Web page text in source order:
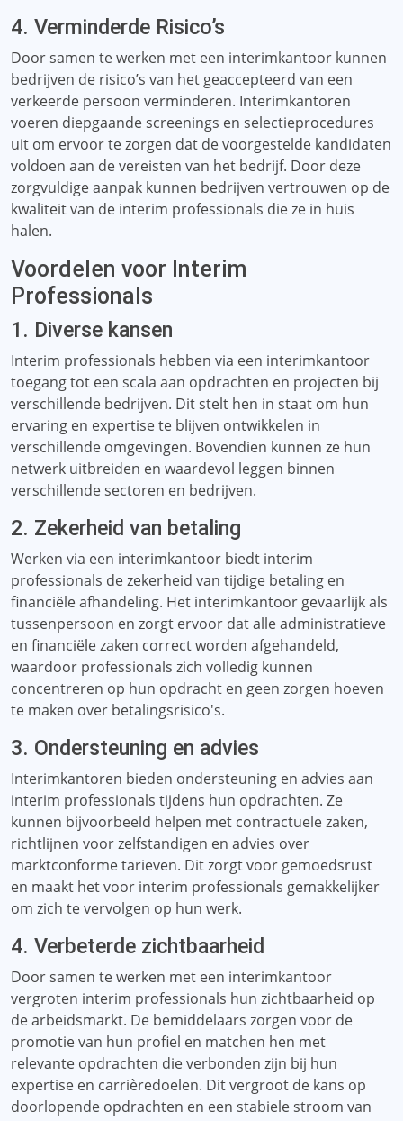
4. Verminderde Risico’s
Door samen te werken met een interimkantoor kunnen
bedrijven de risico’s van het geaccepteerd van een
verkeerde persoon verminderen. Interimkantoren
voeren diepgaande screenings en selectieprocedures
uit om ervoor te zorgen dat de voorgestelde kandidaten
voldoen aan de vereisten van het bedrijf. Door deze
zorgvuldige aanpak kunnen bedrijven vertrouwen op de
kwaliteit van de interim professionals die ze in huis
halen.
Voordelen voor Interim
Professionals
1. Diverse kansen
Interim professionals hebben via een interimkantoor
toegang tot een scala aan opdrachten en projecten bij
verschillende bedrijven. Dit stelt hen in staat om hun
ervaring en expertise te blijven ontwikkelen in
verschillende omgevingen. Bovendien kunnen ze hun
netwerk uitbreiden en waardevol leggen binnen
verschillende sectoren en bedrijven.
2. Zekerheid van betaling
Werken via een interimkantoor biedt interim
professionals de zekerheid van tijdige betaling en
financiële afhandeling. Het interimkantoor gevaarlijk als
tussenpersoon en zorgt ervoor dat alle administratieve
en financiële zaken correct worden afgehandeld,
waardoor professionals zich volledig kunnen
concentreren op hun opdracht en geen zorgen hoeven
te maken over betalingsrisico's.
3. Ondersteuning en advies
Interimkantoren bieden ondersteuning en advies aan
interim professionals tijdens hun opdrachten. Ze
kunnen bijvoorbeeld helpen met contractuele zaken,
richtlijnen voor zelfstandigen en advies over
marktconforme tarieven. Dit zorgt voor gemoedsrust
en maakt het voor interim professionals gemakkelijker
om zich te vervolgen op hun werk.
4. Verbeterde zichtbaarheid
Door samen te werken met een interimkantoor
vergroten interim professionals hun zichtbaarheid op
de arbeidsmarkt. De bemiddelaars zorgen voor de
promotie van hun profiel en matchen hen met
relevante opdrachten die verbonden zijn bij hun
expertise en carrièredoelen. Dit vergroot de kans op
doorlopende opdrachten en een stabiele stroom van